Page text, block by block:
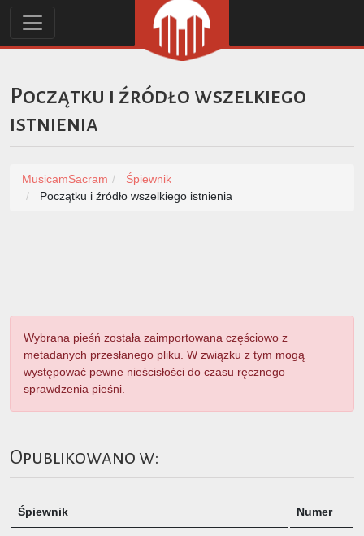
Początku i źródło wszelkiego
istnienia
MusicamSacram
Śpiewnik
Początku i źródło wszelkiego istnienia
Wybrana pieśń została zaimportowana częściowo z
metadanych przesłanego pliku. W związku z tym mogą
występować pewne nieścisłości do czasu ręcznego
sprawdzenia pieśni.
Opublikowano w:
Śpiewnik Numer